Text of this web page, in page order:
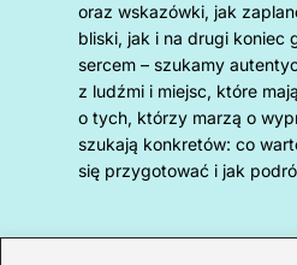
oraz wskazówki, jak
bliski, jak i na drugi koniec
sercem – szukamy
z ludźmi i miejsc, które
o tych, którzy marzą o
szukają konkretów: co
się przygotować i jak